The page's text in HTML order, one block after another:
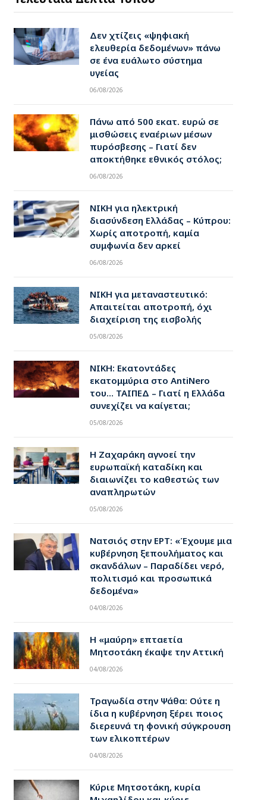
Δεν χτίζεις «ψηφιακή
ελευθερία δεδομένων» πάνω
σε ένα ευάλωτο σύστημα
υγείας
06/08/2026
Πάνω από 500 εκατ. ευρώ σε
μισθώσεις εναέριων μέσων
πυρόσβεσης – Γιατί δεν
αποκτήθηκε εθνικός στόλος;
06/08/2026
ΝΙΚΗ για ηλεκτρική
διασύνδεση Ελλάδας – Κύπρου:
Χωρίς αποτροπή, καμία
συμφωνία δεν αρκεί
06/08/2026
ΝΙΚΗ για μεταναστευτικό:
Απαιτείται αποτροπή, όχι
διαχείριση της εισβολής
05/08/2026
ΝΙΚΗ: Εκατοντάδες
εκατομμύρια στο AntiNero
του… ΤΑΙΠΕΔ – Γιατί η Ελλάδα
συνεχίζει να καίγεται;
05/08/2026
Η Ζαχαράκη αγνοεί την
ευρωπαϊκή καταδίκη και
διαιωνίζει το καθεστώς των
αναπληρωτών
05/08/2026
Νατσιός στην ΕΡΤ: «Έχουμε μια
κυβέρνηση ξεπουλήματος και
σκανδάλων – Παραδίδει νερό,
πολιτισμό και προσωπικά
δεδομένα»
04/08/2026
Η «μαύρη» επταετία
Μητσοτάκη έκαψε την Αττική
04/08/2026
Τραγωδία στην Ψάθα: Ούτε η
ίδια η κυβέρνηση ξέρει ποιος
διερευνά τη φονική σύγκρουση
των ελικοπτέρων
04/08/2026
Κύριε Μητσοτάκη, κυρία